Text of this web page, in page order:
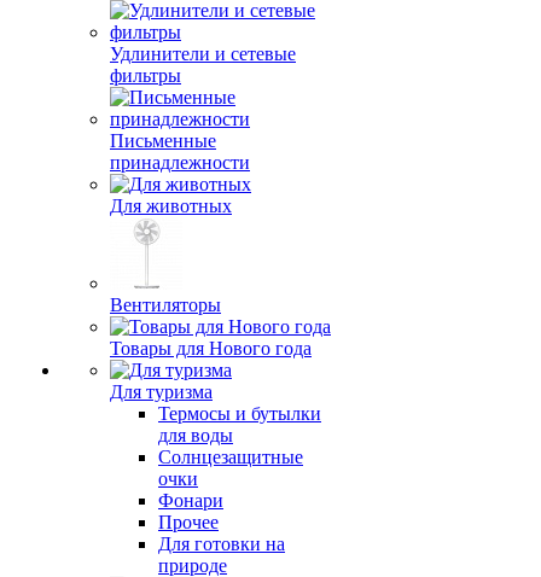
Удлинители и сетевые
фильтры
Письменные
принадлежности
Для животных
Вентиляторы
Товары для Нового года
Для туризма
Термосы и бутылки
для воды
Солнцезащитные
очки
Фонари
Прочее
Для готовки на
природе